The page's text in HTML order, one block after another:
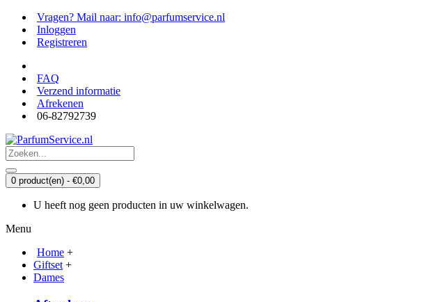
Vragen? Mail naar: info@parfumservice.nl
Inloggen
Registreren
FAQ
Verzend informatie
Afrekenen
06-82792739
0 product(en) - €0,00
U heeft nog geen producten in uw winkelwagen.
Menu
Home +
Giftset +
Dames